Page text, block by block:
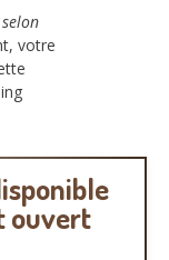
votre
ouvert